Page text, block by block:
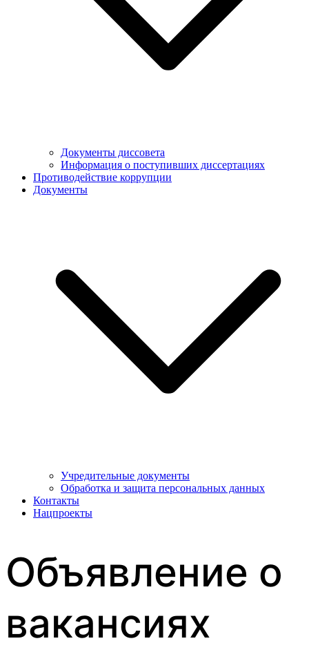
Документы диссовета
Информация о поступивших диссертациях
Противодействие коррупции
Документы
Учредительные документы
Обработка и защита персональных данных
Контакты
Нацпроекты
Объявление о
вакансиях